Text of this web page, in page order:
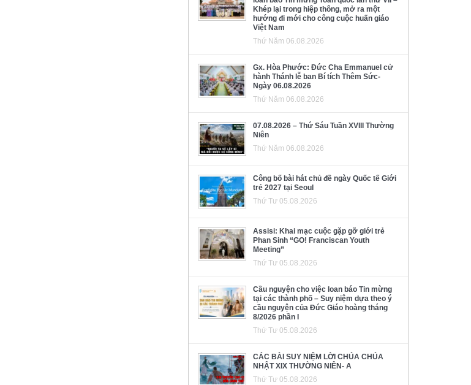
Khép lại trong hiệp thông, mở ra một
hướng đi mới cho công cuộc huấn giáo
Việt Nam
Thứ Năm 06.08.2026
Gx. Hòa Phước: Đức Cha Emmanuel cử
hành Thánh lễ ban Bí tích Thêm Sức-
Ngày 06.08.2026
Thứ Năm 06.08.2026
07.08.2026 – Thứ Sáu Tuần XVIII Thường
Niên
Thứ Năm 06.08.2026
Công bố bài hát chủ đề ngày Quốc tế Giới
trẻ 2027 tại Seoul
Thứ Tư 05.08.2026
Assisi: Khai mạc cuộc gặp gỡ giới trẻ
Phan Sinh “GO! Franciscan Youth
Meeting”
Thứ Tư 05.08.2026
Cầu nguyện cho việc loan báo Tin mừng
tại các thành phố – Suy niệm dựa theo ý
cầu nguyện của Đức Giáo hoàng tháng
8/2026 phần I
Thứ Tư 05.08.2026
CÁC BÀI SUY NIỆM LỜI CHÚA CHÚA
NHẬT XIX THƯỜNG NIÊN- A
Thứ Tư 05.08.2026